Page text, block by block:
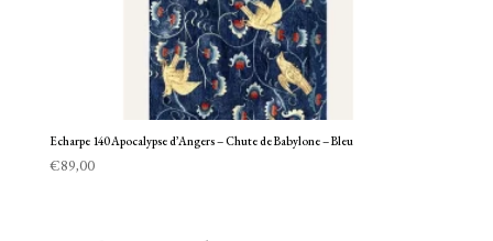
Echarpe 140 Apocalypse d’Angers – Chute de Babylone – Bleu
€89,00